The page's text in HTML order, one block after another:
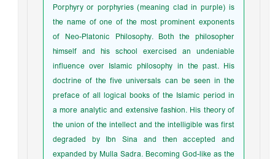
Porphyry or porphyries (meaning clad in purple) is
the name of one of the most prominent exponents
of Neo-Platonic Philosophy. Both the philosopher
himself and his school exercised an undeniable
influence over Islamic philosophy in the past. His
doctrine of the five universals can be seen in the
preface of all logical books of the Islamic period in
a more analytic and extensive fashion. His theory of
the union of the intellect and the intelligible was first
degraded by Ibn Sina and then accepted and
expanded by Mulla Sadra. Becoming God-like as the